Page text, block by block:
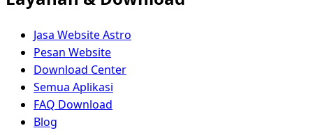
Jasa Website Astro
Pesan Website
Download Center
Semua Aplikasi
FAQ Download
Blog